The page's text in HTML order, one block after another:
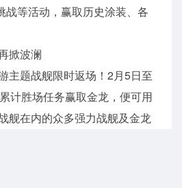
战等活动，赢取历史涂装、各
掀波澜
主题战舰限时返场！2月5日至
计胜场任务赢取金龙，便可用
舰在内的众多强力战舰及金龙